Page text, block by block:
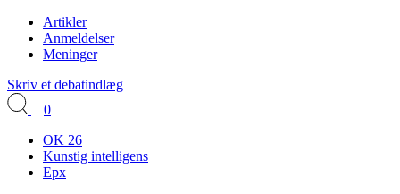
Artikler
Anmeldelser
Meninger
Skriv et debatindlæg
0
OK 26
Kunstig intelligens
Epx